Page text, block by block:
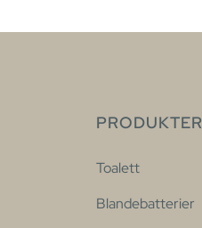
PRODUKTER
Toalett
Blandebatterier